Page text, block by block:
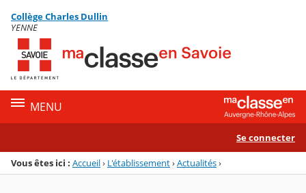
Menu de la rubrique
Contenu
Collège Charles Dullin
YENNE
MENU
Se connecter
Vous êtes ici : Accueil› L'établissement›Actualités›